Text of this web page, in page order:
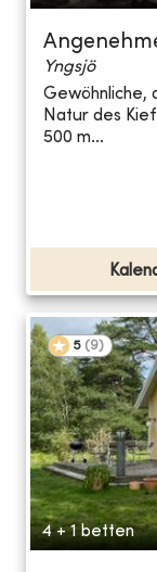
Yngsjö
Gewöhnliche,
Natur des
500 m...
5 (9)
4 + 1 betten